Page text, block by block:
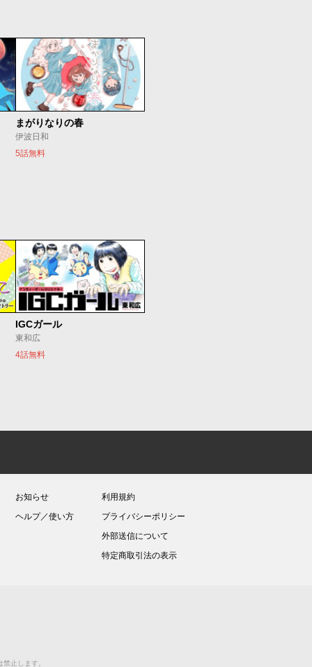
まがりなりの春
伊波日和
5話無料
IGCガール
東和広
4話無料
お知らせ
ヘルプ／使い方
利用規約
プライバシーポリシー
外部送信について
特定商取引法の表示
止します。